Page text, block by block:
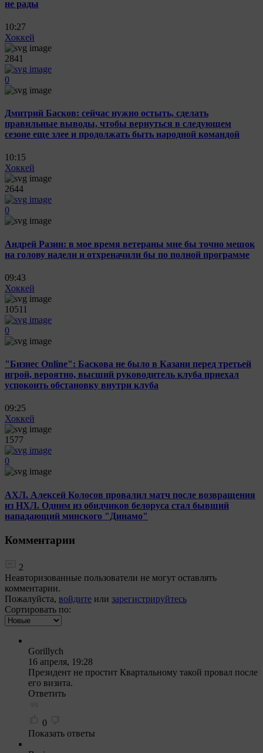
не рады
10:27
Хоккей
2841
0
Дмитрий Басков: сейчас нужно остыть, сделать
правильные выводы, чтобы вернуться в следующем
сезоне еще злее и продолжать быть народной командой
10:15
Хоккей
2644
0
Андрей Разин: в мое время ветераны мне бы точно мешок
на голову надели и отхреначили бы по полной программе
09:43
Хоккей
10511
0
"Бизнес Online": Баскова не было в Казани перед третьей
игрой, вероятно, высший руководитель клуба приехал
успокоить обстановку внутри клуба
09:25
Хоккей
1577
0
АХЛ. Алексей Колосов провалил матч после возвращения
из НХЛ. Одним из обидчиков белоруса стал бывший
нападающий минского "Динамо"
Комментарии
2
Неавторизованные пользователи не могут оставлять
комментарии.
Пожалуйста, войдите или зарегистрируйтесь
Сортировать по:
Gorillych
16 апреля, 19:28
Президент не простит Квартальному такой провал после
его визита.
Ответить
0
Показать ответы